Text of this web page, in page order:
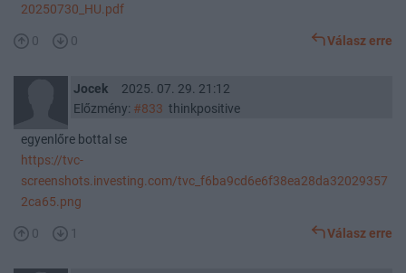
20250730_HU.pdf
0 0 Válasz erre
Jocek
2025. 07. 29. 21:12
Előzmény: #833 thinkpositive
egyenlőre bottal se
https://tvc-
screenshots.investing.com/tvc_f6ba9cd6e6f38ea28da32029357
2ca65.png
0 1 Válasz erre